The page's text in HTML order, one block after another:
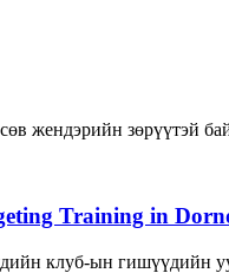
жендэрийн зөрүүтэй
Training in
клуб-ын гишүүдийн